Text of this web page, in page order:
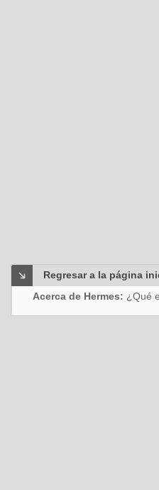
Regresar a la página
Acerca de Hermes: ¿Qué